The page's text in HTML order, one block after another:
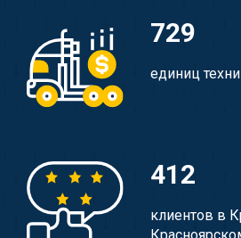
729
единиц
412
клиентов в